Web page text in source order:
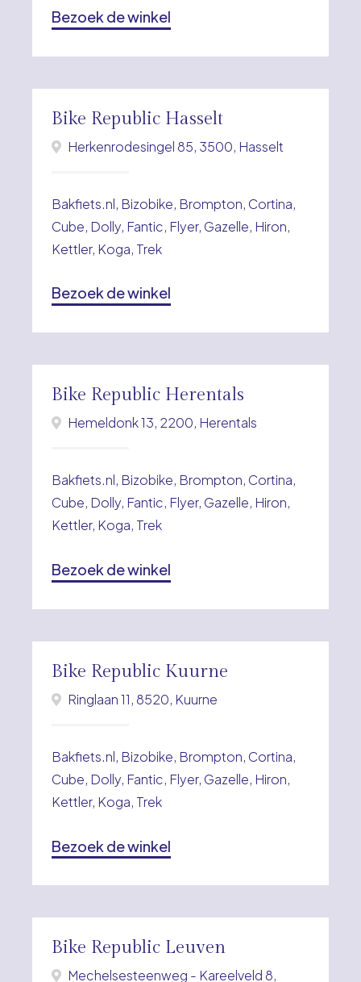
Bezoek de winkel
Bike Republic Hasselt
Herkenrodesingel 85, 3500, Hasselt
Bakfiets.nl, Bizobike, Brompton, Cortina,
Cube, Dolly, Fantic, Flyer, Gazelle, Hiron,
Kettler, Koga, Trek
Bezoek de winkel
Bike Republic Herentals
Hemeldonk 13, 2200, Herentals
Bakfiets.nl, Bizobike, Brompton, Cortina,
Cube, Dolly, Fantic, Flyer, Gazelle, Hiron,
Kettler, Koga, Trek
Bezoek de winkel
Bike Republic Kuurne
Ringlaan 11, 8520, Kuurne
Bakfiets.nl, Bizobike, Brompton, Cortina,
Cube, Dolly, Fantic, Flyer, Gazelle, Hiron,
Kettler, Koga, Trek
Bezoek de winkel
Bike Republic Leuven
Mechelsesteenweg - Kareelveld 8,